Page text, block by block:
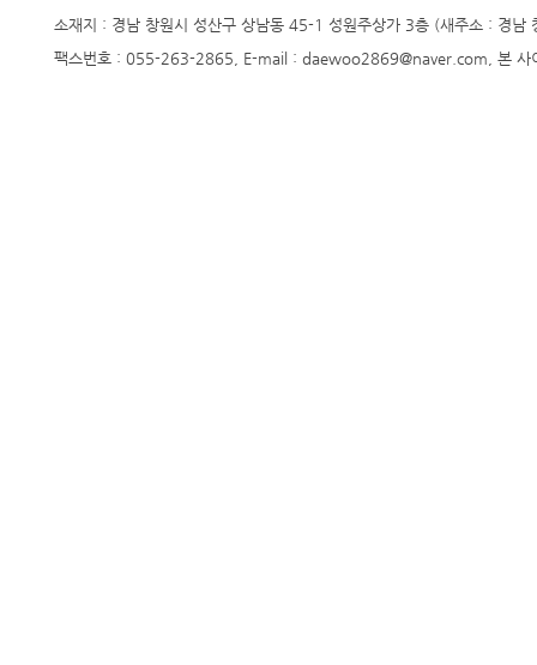
소재지 : 경남 창원시 성산구 상남동 45-1 성원주상가 3층 (새주소 :
팩스번호 : 055-263-2865, E-mail : daewoo2869@naver.com, 본 사이